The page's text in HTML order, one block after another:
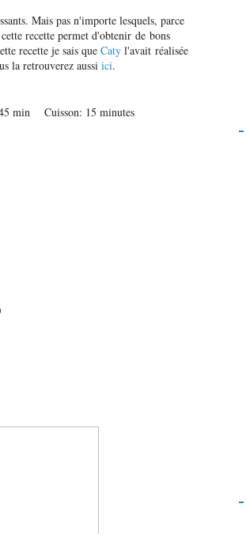
Mais pas n'importe lesquels, parce
recette permet d'obtenir de bons
recette je sais que Caty l'avait réalisée
la retrouverez aussi ici.
min Cuisson: 15 minutes